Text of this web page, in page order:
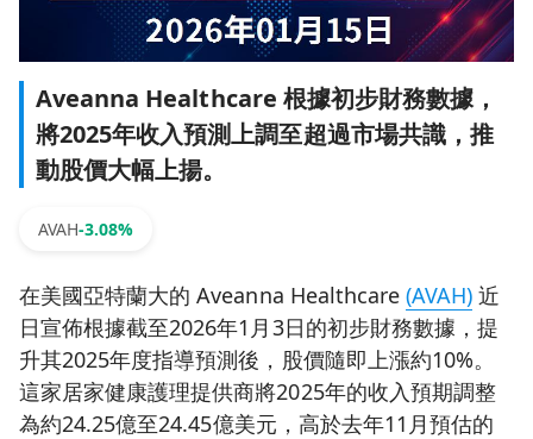
Aveanna Healthcare 根據初步財務數據，
將2025年收入預測上調至超過市場共識，推
動股價大幅上揚。
AVAH-3.08%
在美國亞特蘭大的 Aveanna Healthcare(AVAH) 近
日宣佈根據截至2026年1月3日的初步財務數據，提
升其2025年度指導預測後，股價隨即上漲約10%。
這家居家健康護理提供商將2025年的收入預期調整
為約24.25億至24.45億美元，高於去年11月預估的